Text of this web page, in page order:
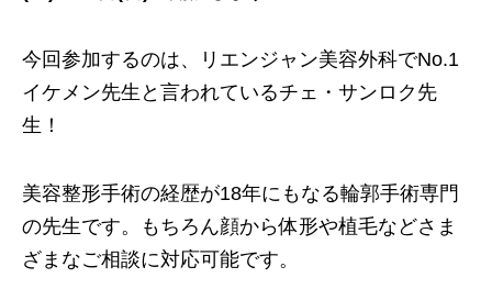
今回参加するのは、リエンジャン美容外科でNo.1
イケメン先生と言われているチェ・サンロク先
生！
美容整形手術の経歴が18年にもなる輪郭手術専門
の先生です。もちろん顔から体形や植毛などさま
ざまなご相談に対応可能です。